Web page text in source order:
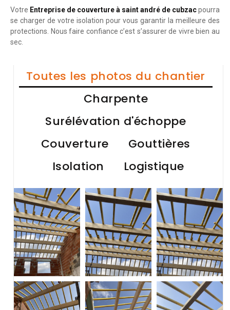
Votre Entreprise de couverture à saint andré de cubzacpourra
se charger de votre isolation pour vous garantir la meilleure des
protections. Nous faire confiance c’est s’assurer de vivre bien au
sec.
Toutes les photos du chantier
Charpente
Surélévation d'échoppe
Couverture
Gouttières
Isolation
Logistique